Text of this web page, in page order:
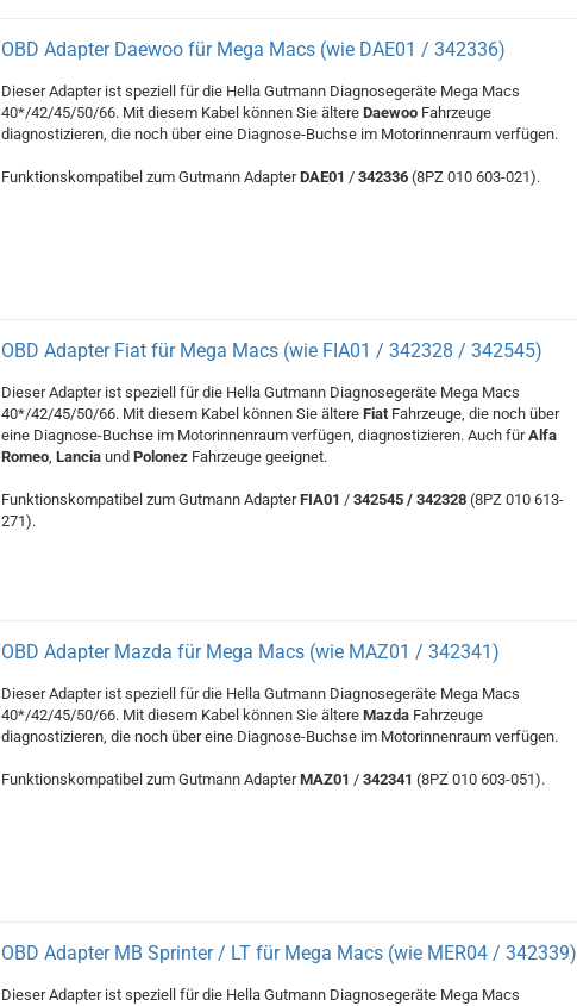
OBD Adapter Daewoo für Mega Macs (wie DAE01 / 342336)
Dieser Adapter ist speziell für die Hella Gutmann Diagnosegeräte Mega Macs
40*/42/45/50/66. Mit diesem Kabel können Sie ältere DaewooFahrzeuge
diagnostizieren, die noch über eine Diagnose-Buchse im Motorinnenraum verfügen.
Funktionskompatibel zum Gutmann AdapterDAE01 / 342336(8PZ 010 603-021).
OBD Adapter Fiat für Mega Macs (wie FIA01 / 342328 / 342545)
Dieser Adapter ist speziell für die Hella Gutmann Diagnosegeräte Mega Macs
40*/42/45/50/66. Mit diesem Kabel können Sie ältere FiatFahrzeuge, die noch über
eine Diagnose-Buchse im Motorinnenraum verfügen, diagnostizieren. Auch fürAlfa
Romeo, Lanciaund PolonezFahrzeuge geeignet.
Funktionskompatibel zum Gutmann AdapterFIA01 / 342545 / 342328(8PZ 010 613-
271).
OBD Adapter Mazda für Mega Macs (wie MAZ01 / 342341)
Dieser Adapter ist speziell für die Hella Gutmann Diagnosegeräte Mega Macs
40*/42/45/50/66. Mit diesem Kabel können Sie ältere MazdaFahrzeuge
diagnostizieren, die noch über eine Diagnose-Buchse im Motorinnenraum verfügen.
Funktionskompatibel zum Gutmann AdapterMAZ01 / 342341 (8PZ 010 603-051).
OBD Adapter MB Sprinter / LT für Mega Macs (wie MER04 / 342339)
Dieser Adapter ist speziell für die Hella Gutmann Diagnosegeräte Mega Macs